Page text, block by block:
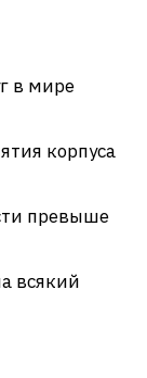
в мире
корпуса
превыше
всякий